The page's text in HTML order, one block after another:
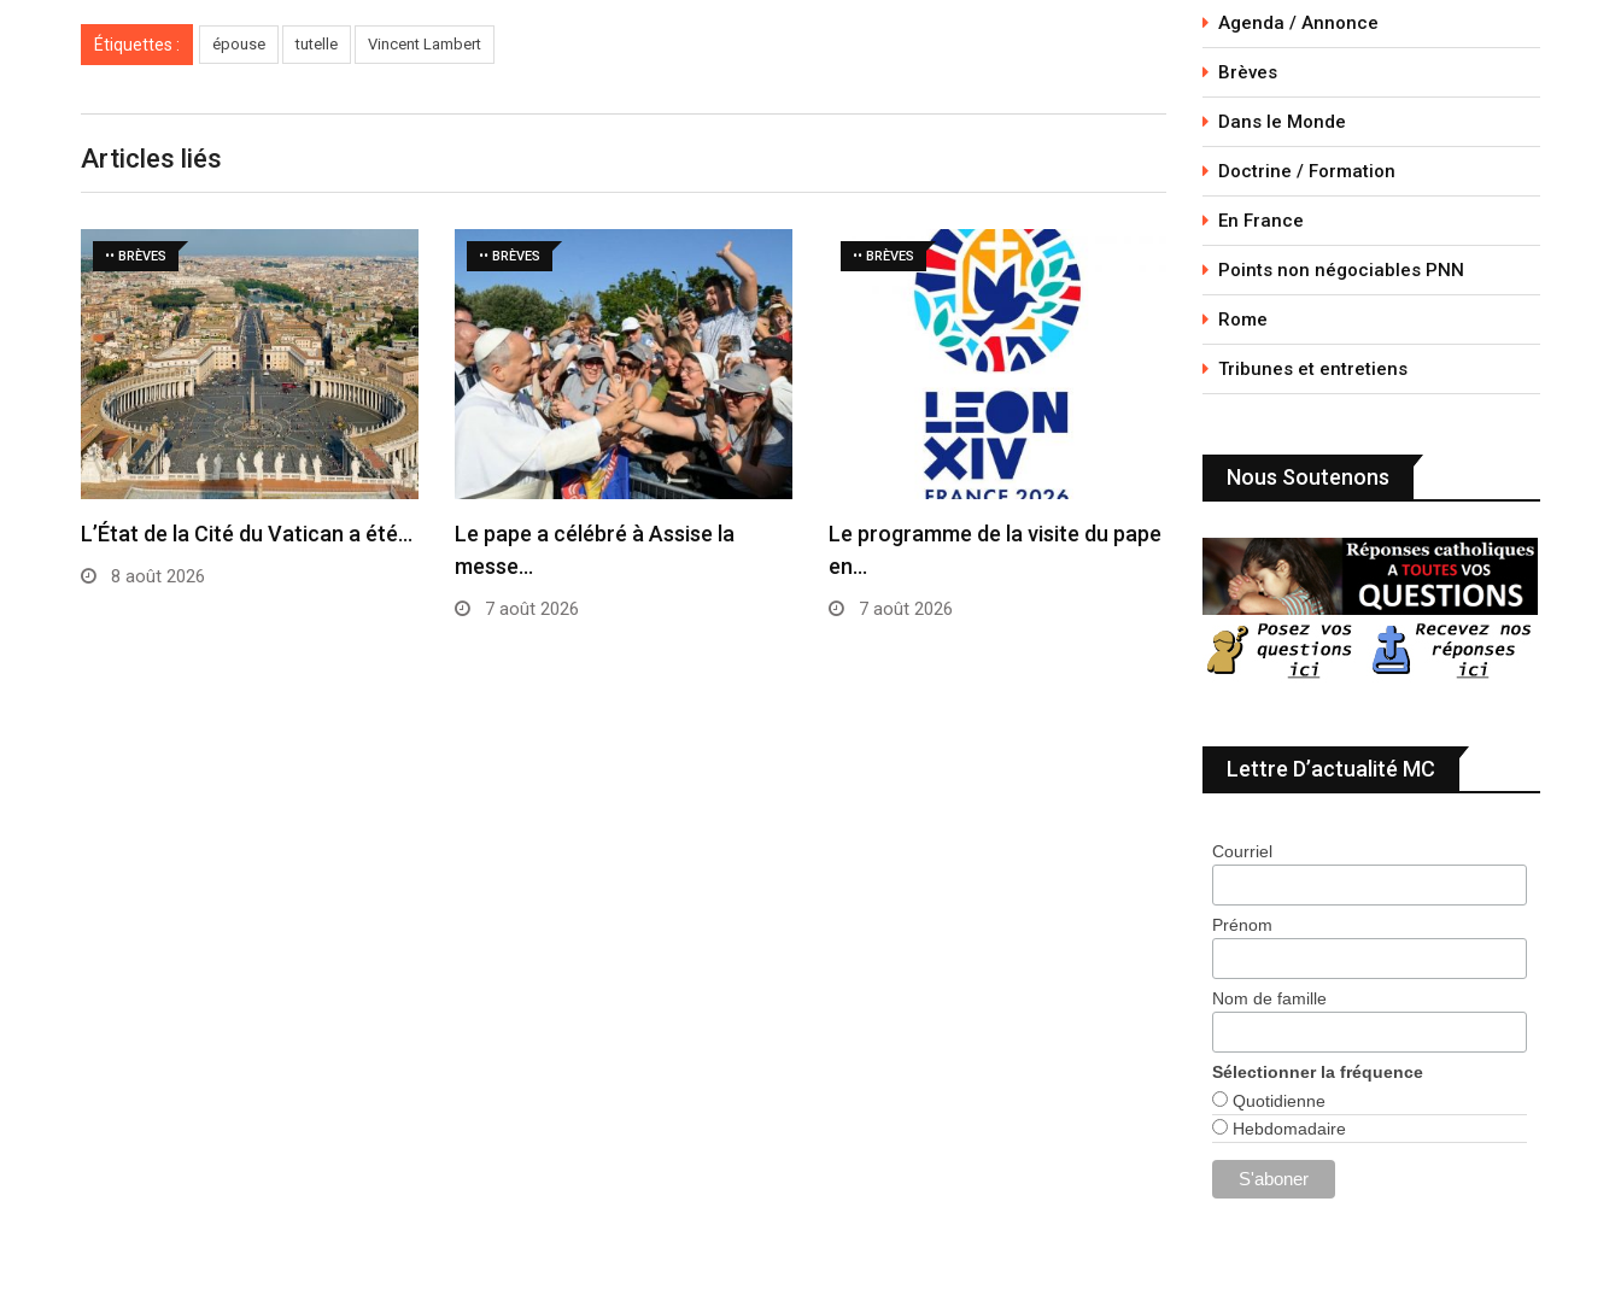
Étiquettes : épouse tutelle Vincent Lambert
Articles liés
•• BRÈVES
L’État de la Cité du Vatican a été…
8 août 2026
•• BRÈVES
Le pape a célébré à Assise la
messe…
7 août 2026
•• BRÈVES
Le programme de la visite du pape
en…
7 août 2026
Agenda / Annonce
Brèves
Dans le Monde
Doctrine / Formation
En France
Points non négociables PNN
Rome
Tribunes et entretiens
Nous Soutenons
Lettre D’actualité MC
Courriel
Prénom
Nom de famille
Sélectionner la fréquence
Quotidienne
Hebdomadaire